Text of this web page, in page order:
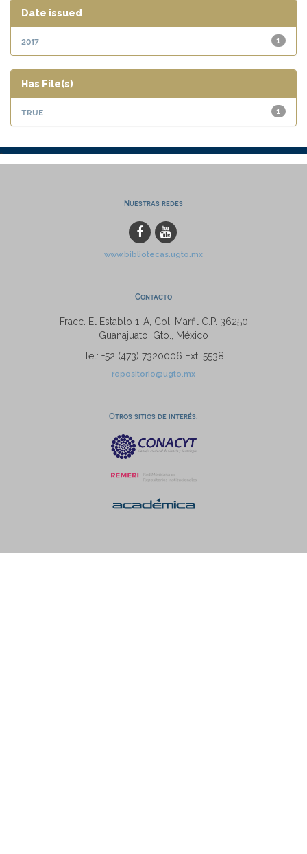
Date issued
1
2017
Has File(s)
1
true
Nuestras redes
www.bibliotecas.ugto.mx
Contacto
Fracc. El Establo 1-A, Col. Marfil C.P. 36250
Guanajuato, Gto., México
Tel: +52 (473) 7320006 Ext. 5538
repositorio@ugto.mx
Otros sitios de interés: